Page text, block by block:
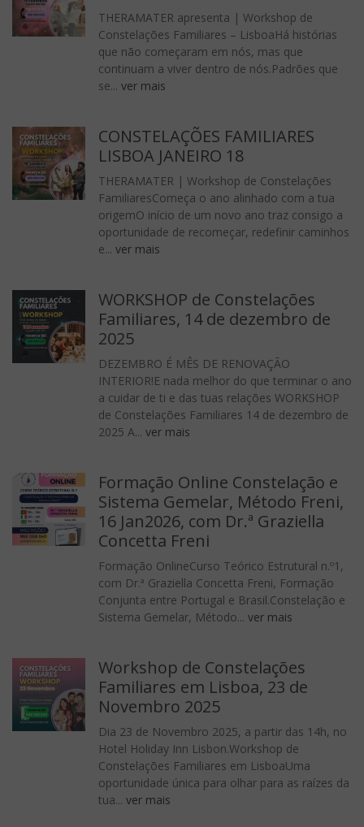
THERAMATER apresenta | Workshop de
Constelações Familiares – LisboaHá histórias
que não começaram em nós, mas que
continuam a viver dentro de nós.Padrões que
se... ver mais
CONSTELAÇÕES FAMILIARES
LISBOA JANEIRO 18
THERAMATER | Workshop de Constelações
FamiliaresComeça o ano alinhado com a tua
origemO início de um novo ano traz consigo a
oportunidade de recomeçar, redefinir caminhos
e... ver mais
WORKSHOP de Constelações
Familiares, 14 de dezembro de
2025
DEZEMBRO É MÊS DE RENOVAÇÃO
INTERIOR!E nada melhor do que terminar o ano
a cuidar de ti e das tuas relações WORKSHOP
de Constelações Familiares 14 de dezembro de
2025 A... ver mais
Formação Online Constelação e
Sistema Gemelar, Método Freni,
16 Jan2026, com Dr.ª Graziella
Concetta Freni
Formação OnlineCurso Teórico Estrutural n.º1,
com Dr.ª Graziella Concetta Freni, Formação
Conjunta entre Portugal e Brasil.Constelação e
Sistema Gemelar, Método... ver mais
Workshop de Constelações
Familiares em Lisboa, 23 de
Novembro 2025
Dia 23 de Novembro 2025, a partir das 14h, no
Hotel Holiday Inn Lisbon.Workshop de
Constelações Familiares em LisboaUma
oportunidade única para olhar para as raízes da
tua... ver mais